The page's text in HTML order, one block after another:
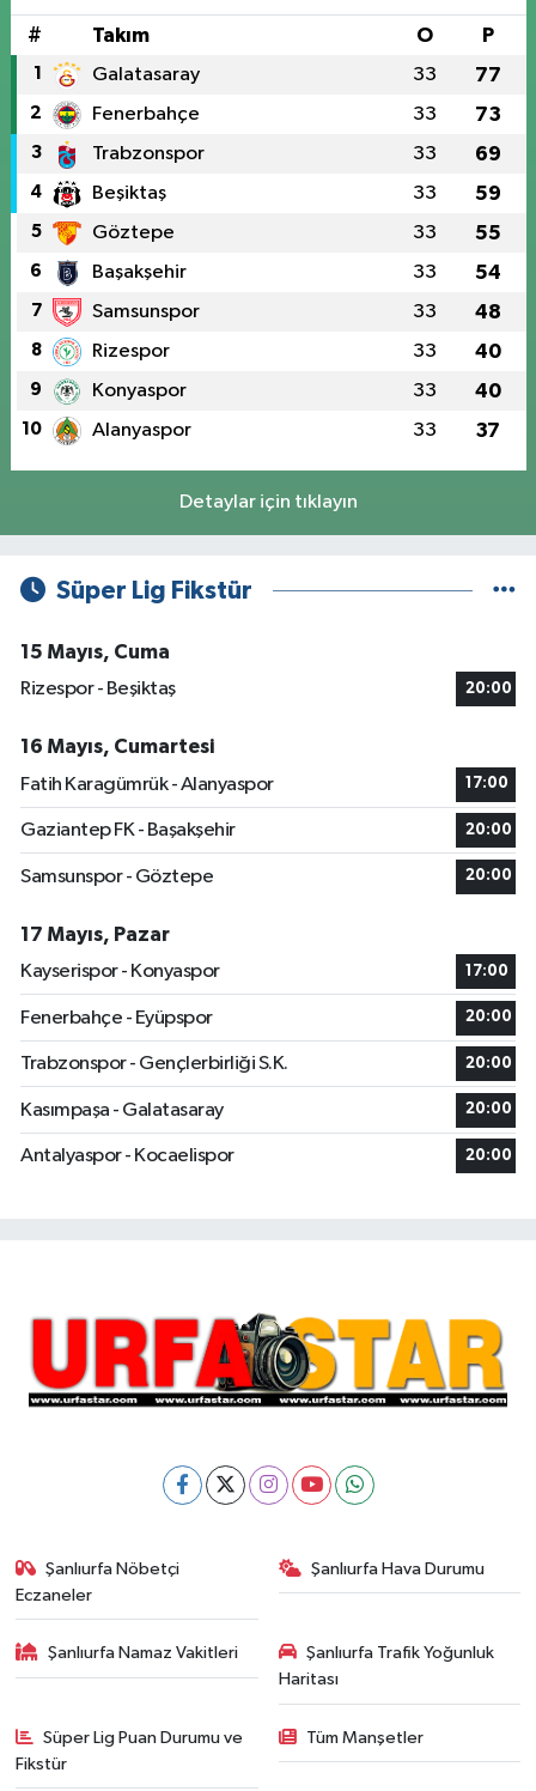
# Takım O P
1 Galatasaray 33 77
2 Fenerbahçe 33 73
3 Trabzonspor 33 69
4 Beşiktaş 33 59
5 Göztepe 33 55
6 Başakşehir 33 54
7 Samsunspor 33 48
8 Rizespor 33 40
9 Konyaspor 33 40
10 Alanyaspor 33 37
Detaylar için tıklayın
Süper Lig Fikstür
15 Mayıs, Cuma
Rizespor - Beşiktaş
20:00
16 Mayıs, Cumartesi
Fatih Karagümrük - Alanyaspor
17:00
Gaziantep FK - Başakşehir 20:00
Samsunspor - Göztepe 20:00
17 Mayıs, Pazar
Kayserispor - Konyaspor
17:00
Fenerbahçe - Eyüpspor 20:00
Trabzonspor - Gençlerbirliği S.K. 20:00
Kasımpaşa - Galatasaray 20:00
Antalyaspor - Kocaelispor 20:00
Şanlıurfa Nöbetçi
Eczaneler
Şanlıurfa Hava Durumu
Şanlıurfa Namaz Vakitleri
Şanlıurfa Trafik Yoğunluk
Haritası
Süper Lig Puan Durumu ve
Fikstür
Tüm Manşetler